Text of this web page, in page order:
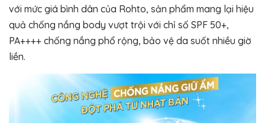
với mức giá bình dân của Rohto, sản phẩm mang lại hiệu
quả chống nắng body vượt trội với chỉ số SPF 50+,
PA++++ chống nắng phổ rộng, bảo vệ da suốt nhiều giờ
liền.